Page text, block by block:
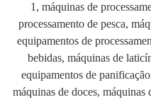
1, máquinas de
processamento de pesca,
equipamentos de
bebidas, máquinas de
equipamentos de
máquinas de doces, máquinas